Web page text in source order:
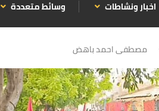
اخبار ونشاطات وسائط متعددة
مصطفى احمد باهض